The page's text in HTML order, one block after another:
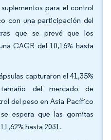
para el control
con una participación del
que se prevé que los
CAGR del 10,16% hasta
capturaron el 41,35%
del mercado de
del peso en Asia Pacífico
espera que las gomitas
hasta 2031.